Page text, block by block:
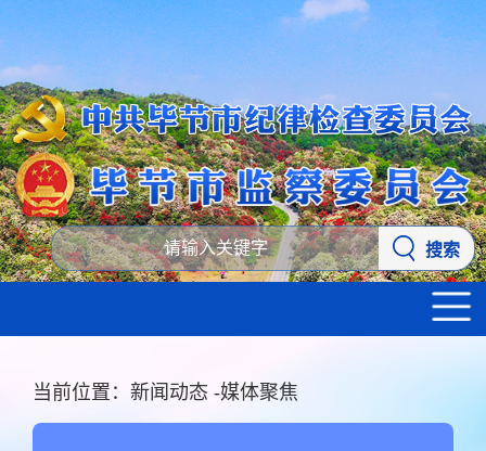
搜索
当前位置： 新闻动态 -媒体聚焦